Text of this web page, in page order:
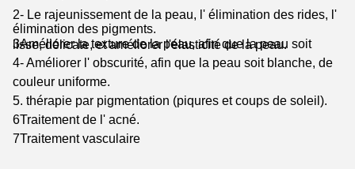
2- Le rajeunissement de la peau, l' élimination des rides, l'
élimination des pigments.
3Améliorer la texture de la peau, afin que la peau soit lisse, délicate, et améliorer l'élasticité de la peau.
4- Améliorer l' obscurité, afin que la peau soit blanche, de
couleur uniforme.
5. thérapie par pigmentation (piqures et coups de soleil).
6Traitement de l' acné.
7Traitement vasculaire